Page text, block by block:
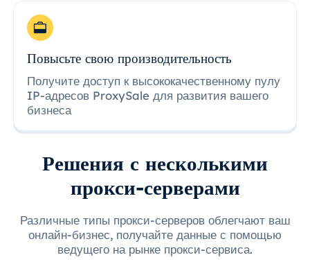
Повысьте свою производительность
Получите доступ к высококачественному пулу
IP-адресов ProxySale для развития вашего
бизнеса
Решения с несколькими
прокси-серверами
Различные типы прокси-серверов облегчают ваш
онлайн-бизнес, получайте данные с помощью
ведущего на рынке прокси-сервиса.